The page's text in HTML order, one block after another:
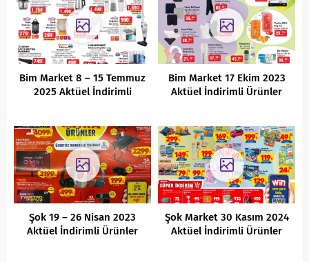
Bim Market 8 – 15 Temmuz
2025 Aktüel İndirimli
Bim Market 17 Ekim 2023
Aktüel İndirimli Ürünler
Şok 19 – 26 Nisan 2023
Aktüel İndirimli Ürünler
Şok Market 30 Kasım 2024
Aktüel İndirimli Ürünler